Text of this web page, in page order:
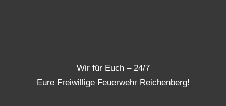
Wir für Euch – 24/7
Eure Freiwillige Feuerwehr Reichenberg!